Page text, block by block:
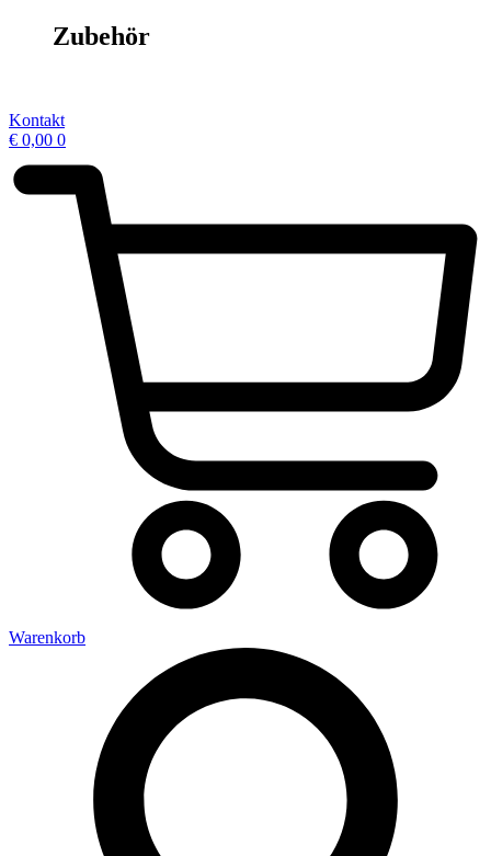
Zubehör
Kontakt
€ 0,00 0
Warenkorb